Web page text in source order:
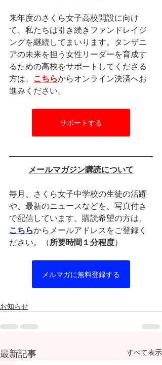
来年度のさくら女子高校開設に向け
て、私たちは引き続きファンドレイジ
ングを継続してまいります。タンザニ
アの未来を担う女性リーダーを育成す
るための高校をサポートしてくださる
方は、 こちらからオンライン決済へお
進みください。
サポートする
メールマガジン購読について
毎月、さくら女子中学校の生徒の活躍
や、最新のニュースなどを、写真付き
で配信しています。購読希望の方は、
こちらからメールアドレスをご登録く
ださい。（所要時間１分程度）
メルマガに無料登録する
お知らせ
最新記事 すべて表示